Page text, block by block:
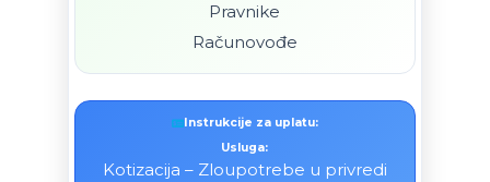
Pravnike
Računovođe
Instrukcije za uplatu:
Usluga:
Kotizacija – Zloupotrebe u privredi